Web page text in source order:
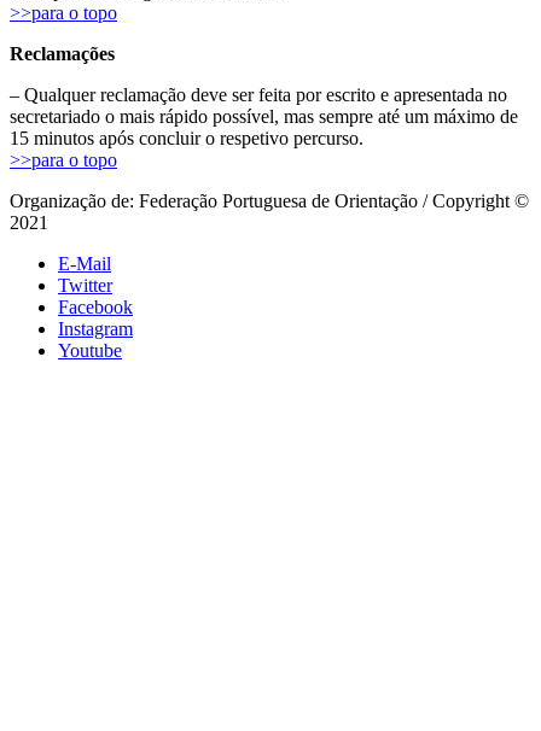
>>para o topo
Reclamações
– Qualquer reclamação deve ser feita por escrito e apresentada no
secretariado o mais rápido possível, mas sempre até um máximo de
15 minutos após concluir o respetivo percurso.
>>para o topo
Organização de: Federação Portuguesa de Orientação / Copyright ©
2021
E-Mail
Twitter
Facebook
Instagram
Youtube